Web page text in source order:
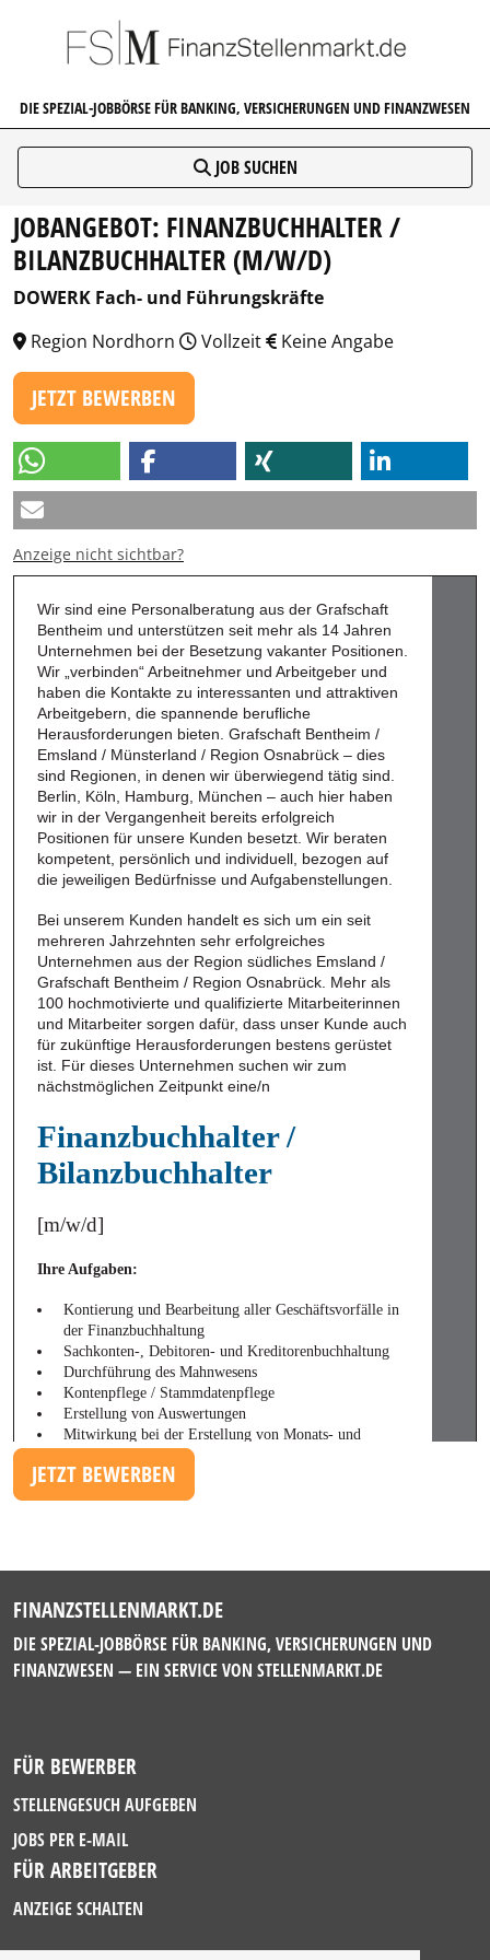
DIE SPEZIAL-JOBBÖRSE FÜR BANKING, VERSICHERUNGEN UND FINANZWESEN
JOB SUCHEN
JOBANGEBOT: FINANZBUCHHALTER /
BILANZBUCHHALTER (M/W/D)
DOWERK Fach- und Führungskräfte
Region Nordhorn
Vollzeit Keine Angabe
JETZT BEWERBEN
Anzeige nicht sichtbar?
JETZT BEWERBEN
FINANZSTELLENMARKT.DE
DIE SPEZIAL-JOBBÖRSE FÜR BANKING, VERSICHERUNGEN UND
FINANZWESEN — EIN SERVICE VON STELLENMARKT.DE
FÜR BEWERBER
STELLENGESUCH AUFGEBEN
JOBS PER E-MAIL
FÜR ARBEITGEBER
ANZEIGE SCHALTEN